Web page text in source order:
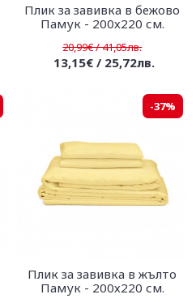
Плик за завивка в бежово
Памук - 200х220 см.
20,99€ / 41,05лв.
13,15€ / 25,72лв.
-37%
Плик за завивка в жълто
Памук - 200х220 см.